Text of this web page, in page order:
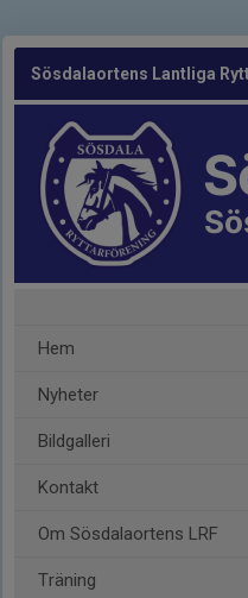
Sösdalaortens Lantliga
Hem
Nyheter
Bildgalleri
Kontakt
Om Sösdalaortens LRF
Träning